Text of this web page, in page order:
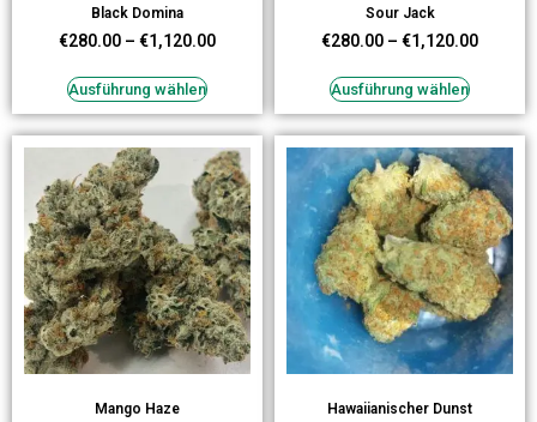
Black Domina
€280.00 – €1,120.00
Ausführung wählen
Sour Jack
€280.00 – €1,120.00
Ausführung wählen
Mango Haze Hawaiianischer Dunst